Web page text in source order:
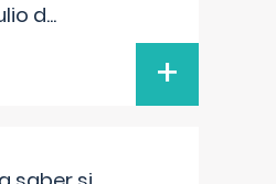
d...
+